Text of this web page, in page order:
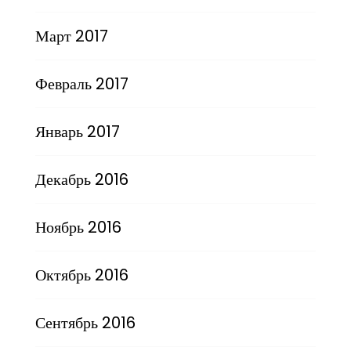
Март 2017
Февраль 2017
Январь 2017
Декабрь 2016
Ноябрь 2016
Октябрь 2016
Сентябрь 2016